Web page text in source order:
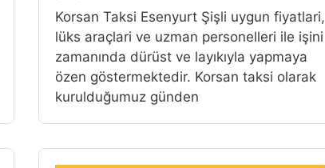
Korsan Taksi Esenyurt Şişli uygun fiyatlari,
lüks araçlari ve uzman personelleri ile işini
zamanında dürüst ve layıkıyla yapmaya
özen göstermektedir. Korsan taksi olarak
kurulduğumuz günden